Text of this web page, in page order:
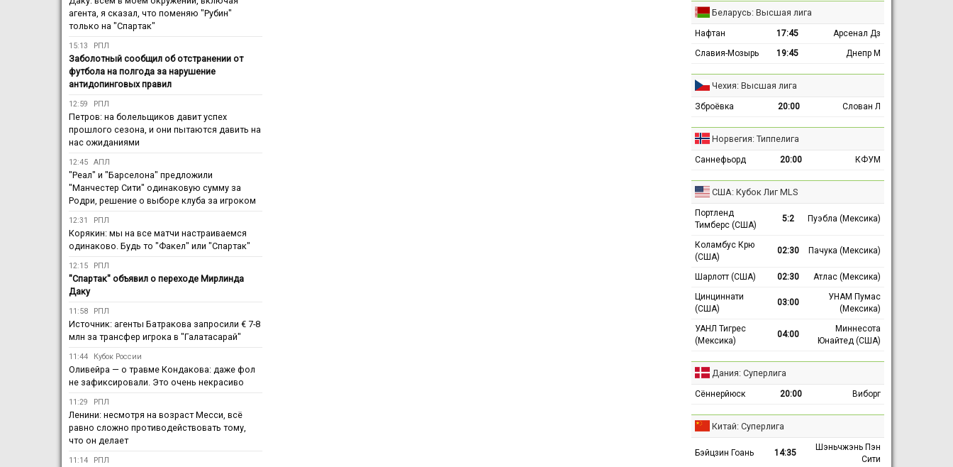
агента, я сказал, что поменяю "Рубин"
только на "Спартак"
15:13 РПЛ
Заболотный сообщил об отстранении от
футбола на полгода за нарушение
антидопинговых правил
12:59 РПЛ
Петров: на болельщиков давит успех
прошлого сезона, и они пытаются давить на
нас ожиданиями
12:45 АПЛ
"Реал" и "Барселона" предложили
"Манчестер Сити" одинаковую сумму за
Родри, решение о выборе клуба за игроком
12:31 РПЛ
Корякин: мы на все матчи настраиваемся
одинаково. Будь то "Факел" или "Спартак"
12:15 РПЛ
"Спартак" объявил о переходе Мирлинда
Даку
11:58 РПЛ
Источник: агенты Батракова запросили € 7-8
млн за трансфер игрока в "Галатасарай"
11:44 Кубок России
Оливейра — о травме Кондакова: даже фол
не зафиксировали. Это очень некрасиво
11:29 РПЛ
Ленини: несмотря на возраст Месси, всё
равно сложно противодействовать тому,
что он делает
11:14 РПЛ
Беларусь: Высшая лига
Нафтан 17:45
Арсенал Дз
Славия-Мозырь
19:45 Днепр М
Чехия: Высшая лига
Зброёвка 20:00 Слован Л
Норвегия: Типпелига
Саннефьорд 20:00 КФУМ
США: Кубок Лиг MLS
Портленд
Тимберс (США)
5:2 Пуэбла (Мексика)
Коламбус Крю
(США)
02:30 Пачука (Мексика)
Шарлотт (США) 02:30
Атлас (Мексика)
Цинциннати
(США)
03:00
УНАМ Пумас
(Мексика)
УАНЛ Тигрес
(Мексика)
04:00
Миннесота
Юнайтед (США)
Дания: Суперлига
Сённерйюск 20:00 Виборг
Китай: Суперлига
Бэйцзин Гоань 14:35
Шэньчжэнь Пэн
Сити